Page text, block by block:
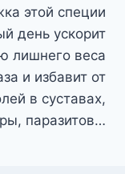
этой специи
день ускорит
лишнего веса
и избавит от
в суставах,
паразитов…